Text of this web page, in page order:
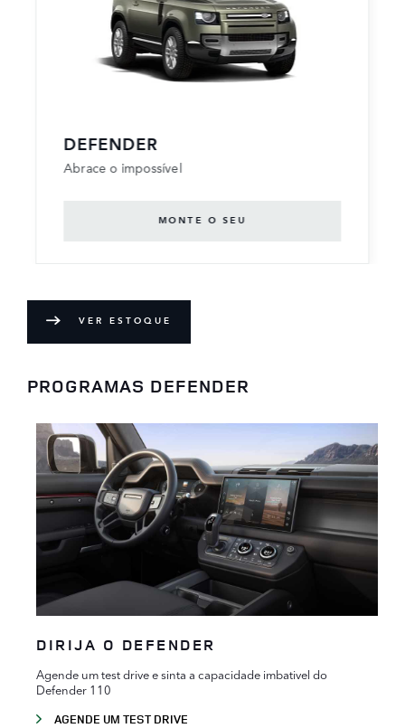
DEFENDER
Abrace o impossível
MONTE O SEU
VER ESTOQUE
PROGRAMAS DEFENDER
DIRIJA O DEFENDER
Agende um test drive e sinta a capacidade imbativel do
Defender 110
AGENDE UM TEST DRIVE